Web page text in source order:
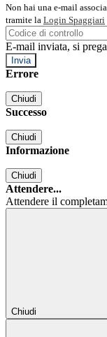
Non hai una e-mail
tramite la Login Spaggiari
E-mail inviata, si
Errore
Chiudi
Successo
Chiudi
Informazione
Chiudi
Attendere...
Attendere il
Chiudi